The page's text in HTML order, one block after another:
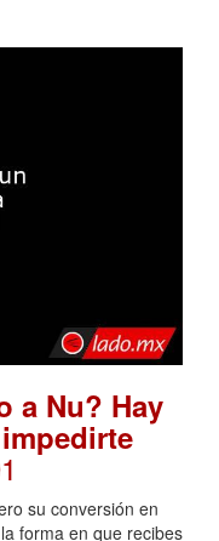
a Nu? Hay
su conversión en
forma en que recibes